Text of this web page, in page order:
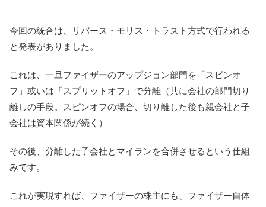
今回の統合は、リバース・モリス・トラスト方式で行われる
と発表がありました。
これは、一旦ファイザーのアップジョン部門を「スピンオ
フ」或いは「スプリットオフ」で分離（共に会社の部門切り
離しの手段。スピンオフの場合、切り離した後も親会社と子
会社は資本関係が続く）
その後、分離した子会社とマイランを合併させるという仕組
みです。
これが実現すれば、ファイザーの株主にも、ファイザー自体